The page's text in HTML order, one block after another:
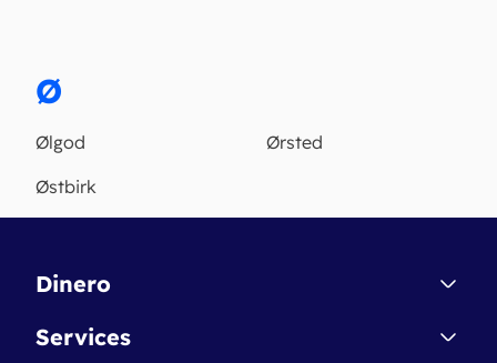
Ø
Ølgod
Ørsted
Østbirk
Dinero
Kontakt
Services